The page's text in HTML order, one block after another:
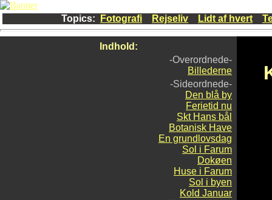
Topics: Fotografi Rejseliv Lidt af hvert
Indhold:
-Overordnede-
Billederne
-Sideordnede-
Den blå by
Ferietid nu
Skt Hans bål
Botanisk Have
En grundlovsdag
Sol i Farum
Dokøen
Huse i Farum
Sol i byen
Kold Januar